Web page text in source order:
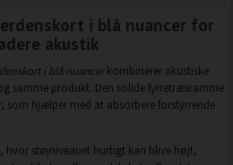
i blå nuancer for
akustik
i blå nuancerkombinerer akustiske
samme produkt. Den solide fyrretræsramme
som hjælper med at absorbere forstyrrende
hvor støjniveauet hurtigt kan blive højt,